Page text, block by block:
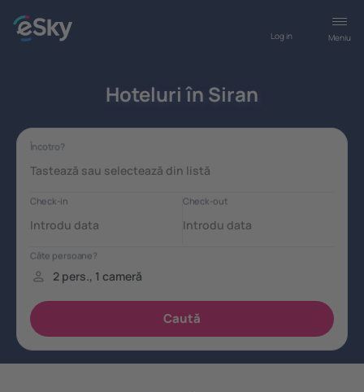
Meniu
Log in
Hoteluri în Siran